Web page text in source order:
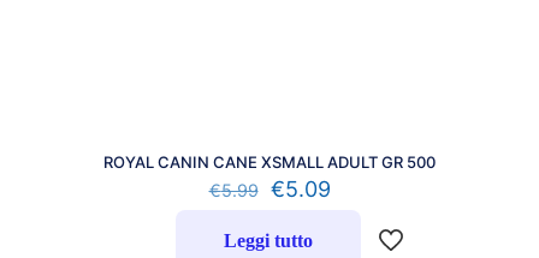
ROYAL CANIN CANE XSMALL ADULT GR 500
€5.99 €5.09
Leggi tutto